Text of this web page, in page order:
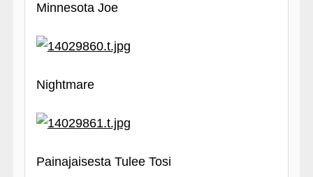
Minnesota Joe
Nightmare
Painajaisesta Tulee Tosi